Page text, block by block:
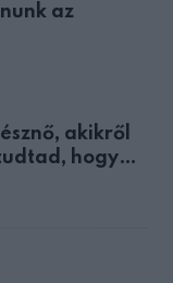
az
akikről
hogy